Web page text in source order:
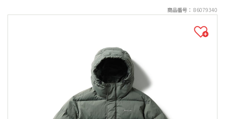
商品番号： 86079340